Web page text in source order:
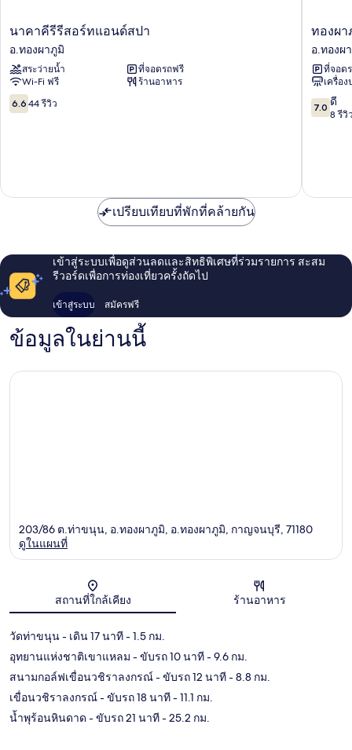
นาคา
รี
สอร์ท
แอนด์
สปา
อ.ทองผาภูมิ
นาคาคีรีรีสอร์ทแอนด์สปา
อ.ทองผาภูมิ
สระว่ายน้ำ
ที่จอดรถฟรี
Wi-Fi ฟรี
ร้านอาหาร
6.6
จาก
6.6 44 รีวิว
ทองผาภู
อ.ทองผ
ทองผา
อ.ทองผ
ที่จอด
เครื่อ
7.0
จาก
7.0 ดี
8 รีวิ
เปรียบเทียบที่พักที่คล้ายกัน
เข้าสู่ระบบเพื่อดูส่วนลดและสิทธิพิเศษที่ร่วมรายการ สะสม
รีวอร์ดเพื่อการท่องเที่ยวครั้งถัดไป
เข้าสู่ระบบ สมัครฟรี
ข้อมูลในย่านนี้
203/86 ต.ท่าขนุน, อ.ทองผาภูมิ, อ.ทองผาภูมิ, กาญจนบุรี, 71180
ดูในแผนที่
สถานที่ใกล้เคียง ร้านอาหาร
วัดท่าขนุน- เดิน 17 นาที- 1.5 กม.
อุทยานแห่งชาติเขาแหลม - ขับรถ 10 นาที- 9.6 กม.
สนามกอล์ฟเขื่อนวชิราลงกรณ์- ขับรถ 12 นาที- 8.8 กม.
เขื่อนวชิราลงกรณ์- ขับรถ 18 นาที- 11.1 กม.
น้ำพุร้อนหินดาด - ขับรถ 21 นาที- 25.2 กม.